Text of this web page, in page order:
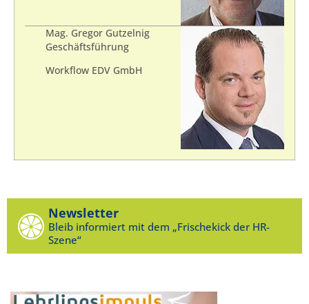
Mag. Gregor Gutzelnig
Geschäftsführung
Workflow EDV GmbH
Newsletter
Bleib informiert mit dem „Frischekick der HR-
Szene“